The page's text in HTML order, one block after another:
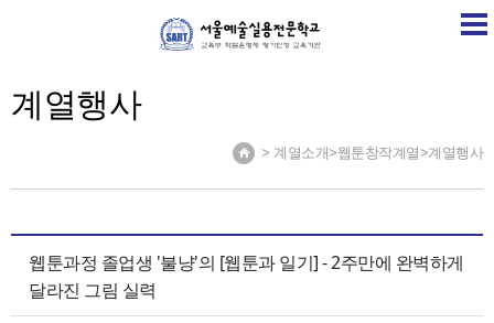
SART 학교소개
계열행사
> 계열소개>웹툰창작계열>계열행사
웹툰과정 졸업생 '불냥'의 [웹툰과 일기] - 2주만에 완벽하게
달라진 그림 실력